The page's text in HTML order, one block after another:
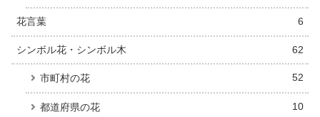
花言葉 6
シンボル花・シンボル木 62
市町村の花 52
都道府県の花 10